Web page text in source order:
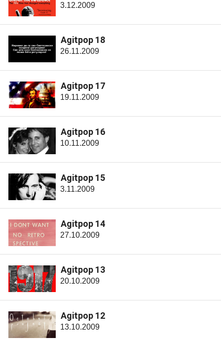
3.12.2009
Agitpop 18
26.11.2009
Agitpop 17
19.11.2009
Agitpop 16
10.11.2009
Agitpop 15
3.11.2009
Agitpop 14
27.10.2009
Agitpop 13
20.10.2009
Agitpop 12
13.10.2009